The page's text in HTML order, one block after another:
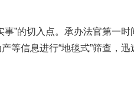
”的切入点。承办法官第一时
等信息进行“地毯式”筛查，迅